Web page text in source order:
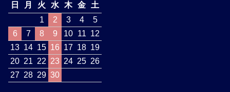
日
月 火 水 木 金
土
1
2 3 4
5
6
7 8 9 10 11 12
13 14 15 16 17 18 19
20 21 22 23 24 25 26
27 28 29 30